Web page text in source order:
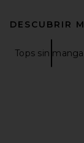
DESCUBRIR
Tops sin